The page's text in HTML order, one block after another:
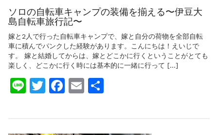
ロ
の
車
キ
ャ
ン
の
ソロの自転車キャンプの装備を揃える〜伊豆大
島自転車旅行記〜
嫁と2人で行った自転車キャンプで、嫁と自分の荷物を全部自転
車に積んでパンクした経験があります。こんにちは！えいじで
す。 嫁と結婚してからは、嫁とどこかに行くということがとても
楽しく、どこかに行く時には基本的に一緒に行って […]
LineTwitter
Facebook
Email